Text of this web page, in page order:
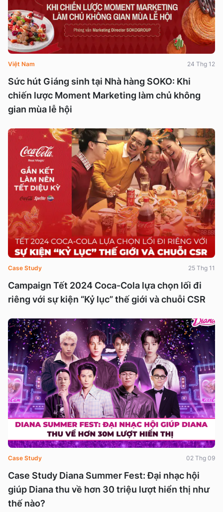
Sức hút Giáng sinh tại Nhà hàng SOKO: Khi
chiến lược Moment Marketing làm chủ không
gian mùa lễ hội
Việt Nam 24 Thg 12
Campaign Tết 2024 Coca-Cola lựa chọn lối đi
riêng với sự kiện “Kỷ lục” thế giới và chuỗi CSR
Case Study 25 Thg 11
Case Study Diana Summer Fest: Đại nhạc hội
giúp Diana thu về hơn 30 triệu lượt hiển thị như
thế nào?
Case Study 02 Thg 09